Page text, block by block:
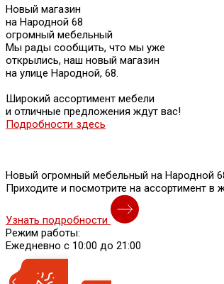
Новый магазин
на Народной 68
огромный мебельный
Мы рады сообщить, что мы уже
открылись, наш новый магазин
на улице Народной, 68.
Широкий ассортимент мебели
и отличные предложения ждут вас!
Подробности здесь
Новый огромный мебельный на Народной
Приходите и посмотрите на ассортимент в
Узнать подробности
Режим работы:
Ежедневно с 10:00 до 21:00